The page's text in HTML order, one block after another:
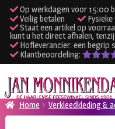
Op werkdagen voor 15:00
Veilig betalen
Fysieke
Staat een artikel op
kunt u het direct afhalen,
Hofleverancier: een begrip
Klantbeoordeling:
Ga
door
naar
Ga
naar
de Home Verkleedkleding &